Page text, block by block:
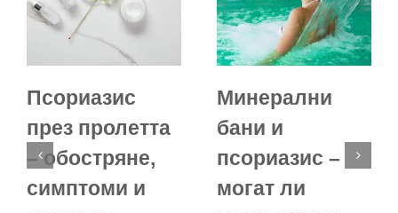
Псориазис
през пролетта
– обостряне,
симптоми и
Минерални
бани и
псориазис –
могат ли